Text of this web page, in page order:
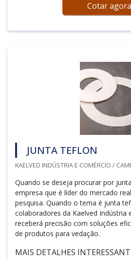
Cotar agora
JUNTA TEFLON
KAELVED INDÚSTRIA E COMÉRCIO /
Quando se deseja procurar por
empresa que é líder do mercado
pesquisa. Quando o tema é junta
colaboradores da Kaelved Indústria
receberá precisão com soluções
de produtos para vedação.
MAIS DETALHES